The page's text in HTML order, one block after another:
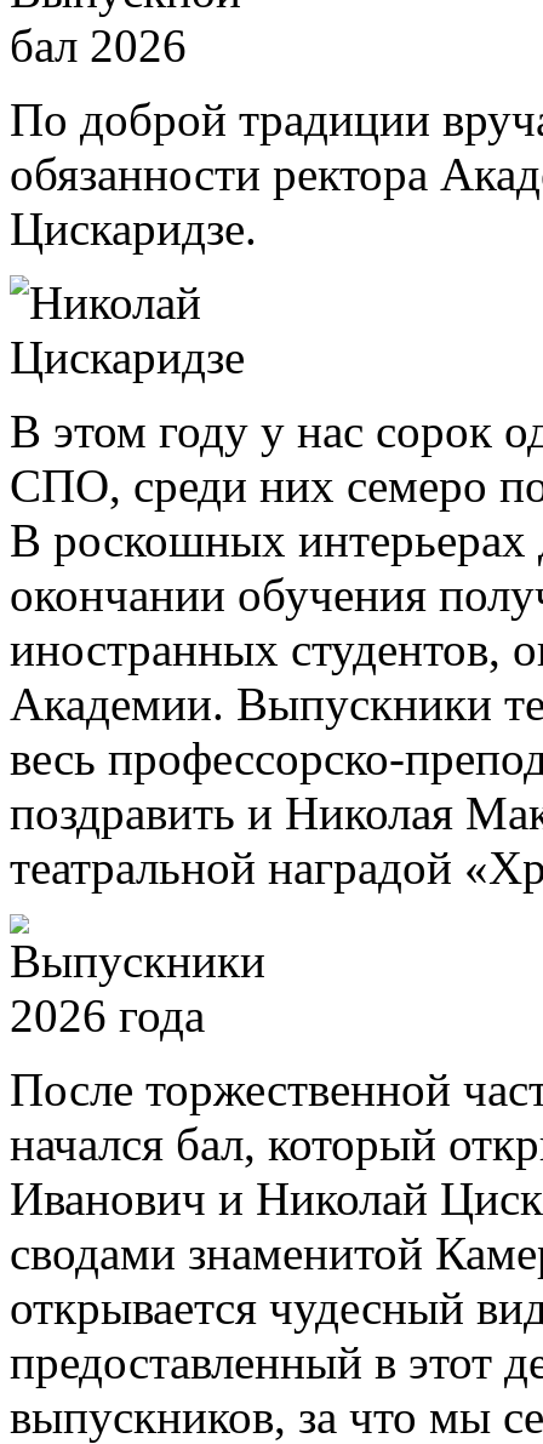
По доброй традиции
обязанности ректора
Цискаридзе.
В этом году у нас сорок
СПО, среди них семеро
В роскошных интерьерах
окончании обучения
иностранных студентов,
Академии. Выпускники
весь профессорско-
поздравить и Николая
театральной наградой
После торжественной
начался бал, который
Иванович и Николай
сводами знаменитой
открывается чудесный
предоставленный в этот
выпускников, за что мы